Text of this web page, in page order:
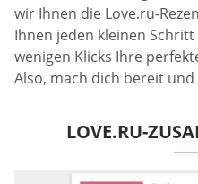
wir Ihnen die Love.ru-
Ihnen jeden kleinen
wenigen Klicks Ihre
Also, mach dich bereit
LOVE.RU-